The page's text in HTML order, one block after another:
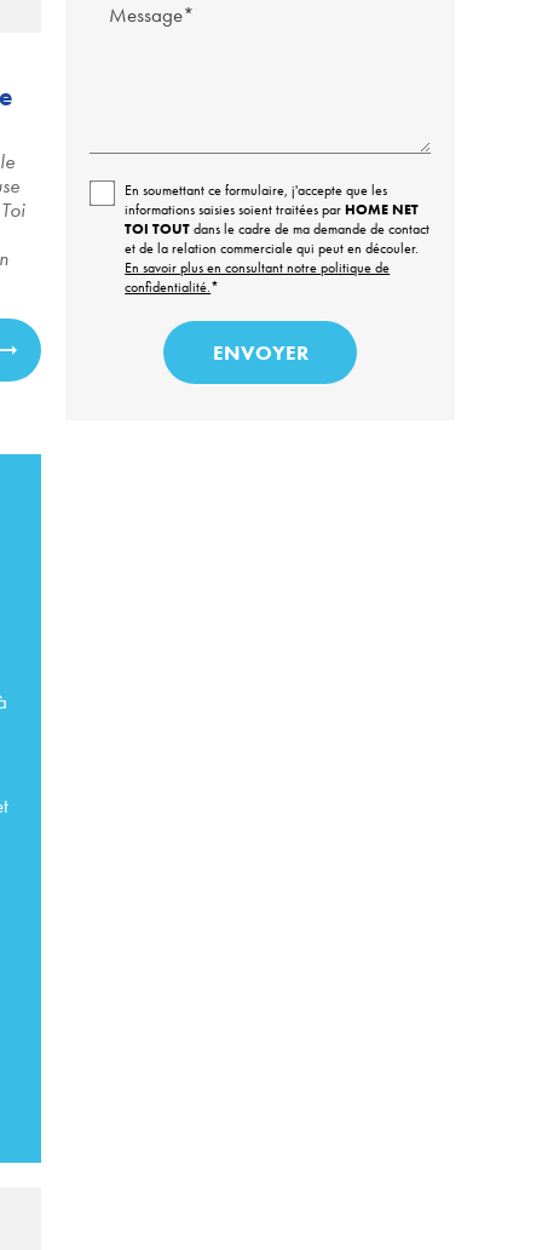
Message*
En soumettant ce formulaire, j'accepte que les
informations saisies soient traitées parHOME NET
TOI TOUTdans le cadre de ma demande de contact
et de la relation commerciale qui peut en découler.
En savoir plus en consultant notre politique de
confidentialité.*